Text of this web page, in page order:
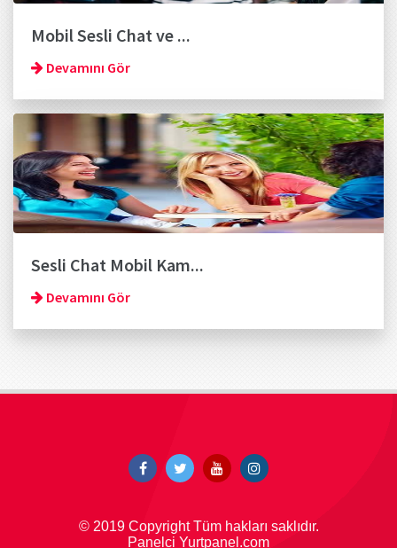
Mobil Sesli Chat ve ...
Devamını Gör
Sesli Chat Mobil Kam...
Devamını Gör
© 2019 Copyright Tüm hakları saklıdır.
Panelci Yurtpanel.com